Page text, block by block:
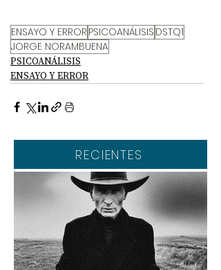
ENSAYO Y ERROR PSICOANÁLISIS DSTQ1
JORGE NORAMBUENA
PSICOANÁLISIS
ENSAYO Y ERROR
RECIENTES